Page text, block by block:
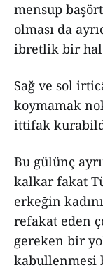
mensup
olması da
ibretlik bir
Sağ ve sol
koymamak
ittifak
Bu gülünç
kalkar fakat
erkeğin
refakat eden
gereken bir
kabullenmesi